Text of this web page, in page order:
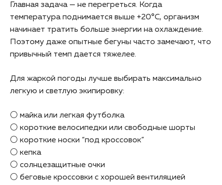
Главная задача — не перегреться. Когда
температура поднимается выше +20°C, организм
начинает тратить больше энергии на охлаждение.
Поэтому даже опытные бегуны часто замечают, что
привычный темп дается тяжелее.
Для жаркой погоды лучше выбирать максимально
легкую и светлую экипировку:
⚪ майка или легкая футболка
⚪ короткие велосипедки или свободные шорты
⚪ короткие носки “под кроссовок”
⚪ кепка
⚪ солнцезащитные очки
⚪ беговые кроссовки с хорошей вентиляцией